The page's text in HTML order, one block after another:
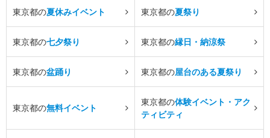
東京都の夏休みイベント 東京都の夏祭り
東京都の七夕祭り 東京都の縁日・納涼祭
東京都の盆踊り 東京都の屋台のある夏祭り
東京都の無料イベント
東京都の体験イベント・アク
ティビティ